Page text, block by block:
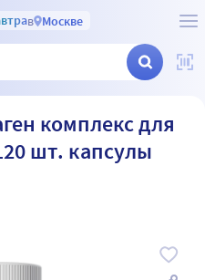
в Москве
комплекс для
шт. капсулы